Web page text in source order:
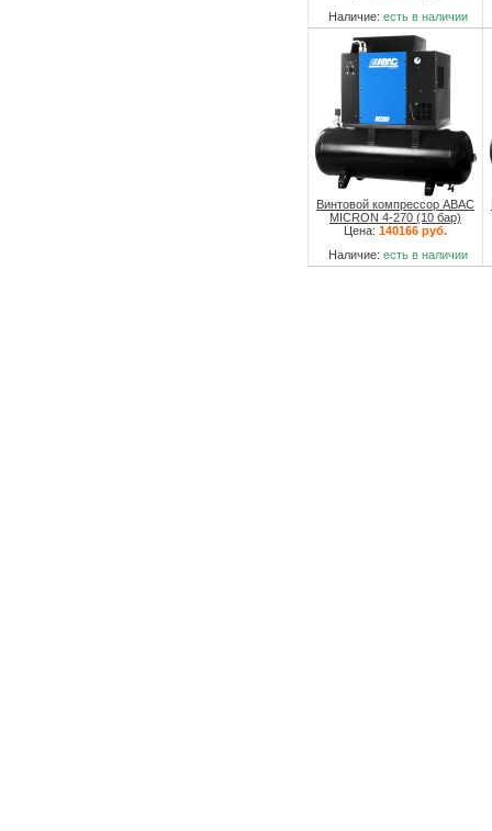
Наличие: есть в наличии
Винтовой компрессор ABAC
MICRON 4-270 (10 бар)
Цена: 140166 руб.
Наличие: есть в наличии